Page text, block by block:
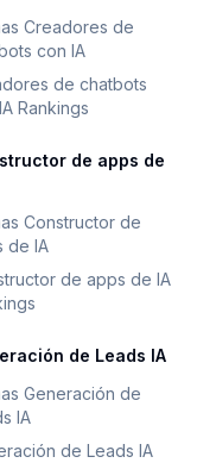
Creadores de
con IA
de chatbots
Rankings
de apps de
Constructor de
de IA
de apps de IA
de Leads IA
Generación de
IA
de Leads IA